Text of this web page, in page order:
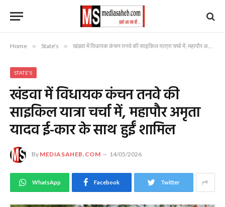
Home » State's » खंडवा में विधायक कंचन तनवे की साइकिल यात्रा चर्चा में, महापौर अमृता यादव ई-कार के साथ हुईं शामिल
STATE'S
खंडवा में विधायक कंचन तनवे की
साइकिल यात्रा चर्चा में, महापौर अमृता
यादव ई-कार के साथ हुईं शामिल
By MEDIASAHEB.COM 14/05/2026
WhatsApp Facebook Twitter